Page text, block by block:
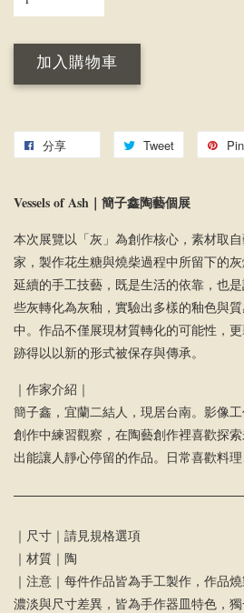
加入購物車
分享 Tweet
Vessels of Ash｜ 簡子鑫陶藝個展
本次展覽以「灰」為創作核心，素材取
家，製作花生糖與燒柴過程中所留下的
延續的手工技藝，既是生活的依靠，也
些灰轉化為灰釉，實驗出多樣的釉色與
中。作品不僅展現材質轉化的可能性，
跡得以以新的形式被保存與傳承。
｜作家介紹｜
簡子鑫，宜蘭二結人，現居台南。影像
創作中練習觀察，在陶藝創作裡喜歡探
出能讓人靜心停留的作品。日常喜歡料理
｜尺寸｜請見規格選項
｜材質｜陶
｜注意｜每件作品皆為手工製作，作品
濃淡與尺寸差異，皆為手作器皿特色，獨